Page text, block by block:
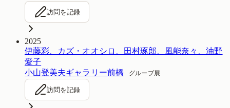
訪問を記録
2025
伊藤彩、カズ・オオシロ、田村琢郎、風能奈々、油野
愛子
小山登美夫ギャラリー前橋
グループ展
訪問を記録